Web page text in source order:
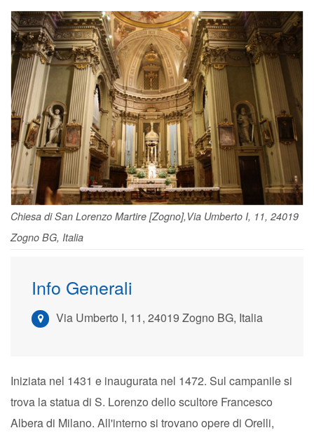
Chiesa di San Lorenzo Martire [Zogno],Via Umberto I, 11, 24019
Zogno BG, Italia
Info Generali
Via Umberto I, 11, 24019 Zogno BG, Italia
Iniziata nel 1431 e inaugurata nel 1472. Sul campanile si
trova la statua di S. Lorenzo dello scultore Francesco
Albera di Milano. All'interno si trovano opere di Orelli,